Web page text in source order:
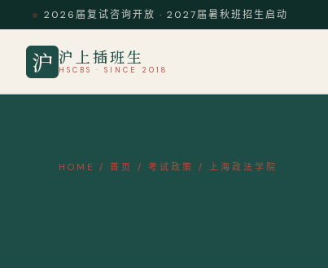
2026届复试咨询开放 · 2027届暑秋班招生启动
沪 沪上插班生
HSCBS · SINCE 2018
HOME / 首页 / 考试政策 / 上海政法学院